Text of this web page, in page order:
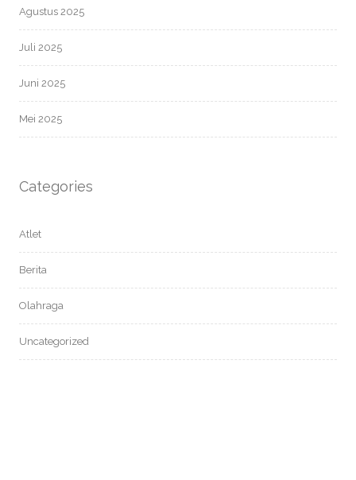
Agustus 2025
Juli 2025
Juni 2025
Mei 2025
Categories
Atlet
Berita
Olahraga
Uncategorized